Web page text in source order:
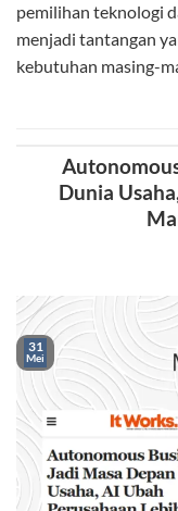
pemilihan teknologi
menjadi tantangan
kebutuhan masing-
Dunia
31
Mei